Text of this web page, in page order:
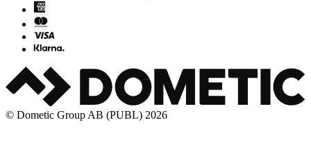
© Dometic Group AB (PUBL) 2026